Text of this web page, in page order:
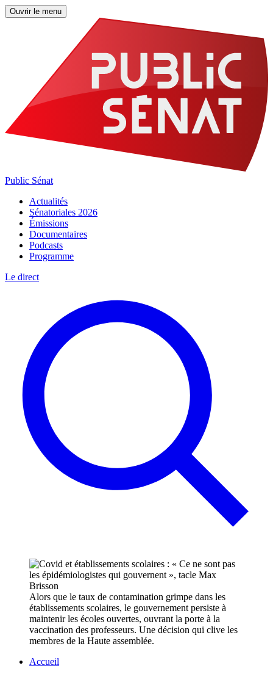
Ouvrir le menu
Public Sénat
Actualités
Sénatoriales 2026
Émissions
Documentaires
Podcasts
Programme
Le direct
Alors que le taux de contamination grimpe dans les
établissements scolaires, le gouvernement persiste à
maintenir les écoles ouvertes, ouvrant la porte à la
vaccination des professeurs. Une décision qui clive les
membres de la Haute assemblée.
Accueil